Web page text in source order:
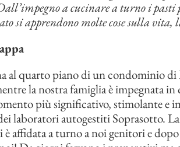
a cucinare a turno i
si apprendono molte cose sulla
al quarto piano di un condominio
la nostra famiglia è impegnata in
più significativo, stimolante e
laboratori autogestiti Soprasotto.
affidata a turno a noi genitori e